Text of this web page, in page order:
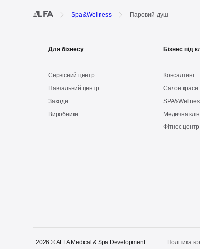
Spa&Wellness Паровий душ
Для бізнесу
Сервісний центр
Навчальний центр
Заходи
Виробники
Бізнес під
Консалтинг
Салон краси
Медична
Фітнес центр
2026 © ALFA Medical & Spa Development Політика